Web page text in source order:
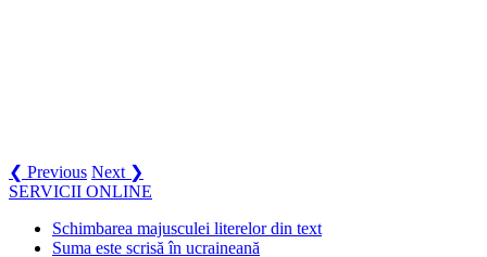
❮ Previous Next ❯
SERVICII ONLINE
Schimbarea majusculei literelor din text
Suma este scrisă în ucraineană